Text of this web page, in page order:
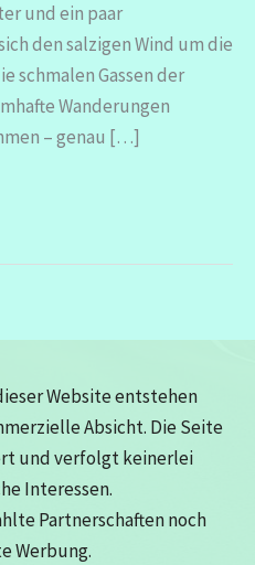
und ein paar
den salzigen Wind um die
schmalen Gassen der
Wanderungen
– genau […]
Website entstehen
Absicht. Die Seite
und verfolgt keinerlei
Interessen.
Partnerschaften noch
Werbung.